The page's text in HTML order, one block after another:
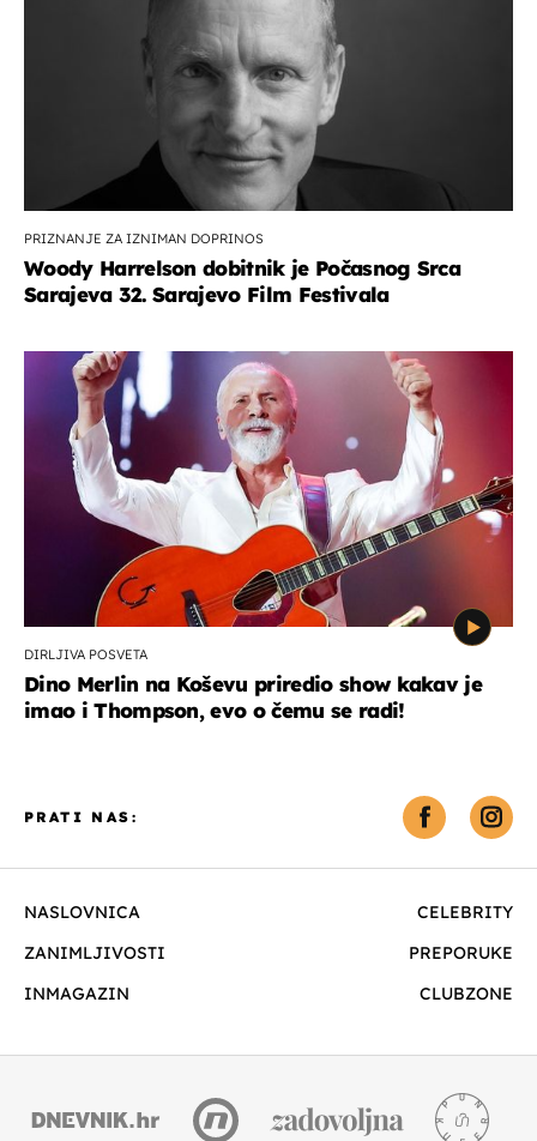
PRIZNANJE ZA IZNIMAN DOPRINOS
Woody Harrelson dobitnik je Počasnog Srca
Sarajeva 32. Sarajevo Film Festivala
DIRLJIVA POSVETA
Dino Merlin na Koševu priredio show kakav je
imao i Thompson, evo o čemu se radi!
NASLOVNICA
CELEBRITY
ZANIMLJIVOSTI
PREPORUKE
INMAGAZIN
CLUBZONE
PRATI NAS: